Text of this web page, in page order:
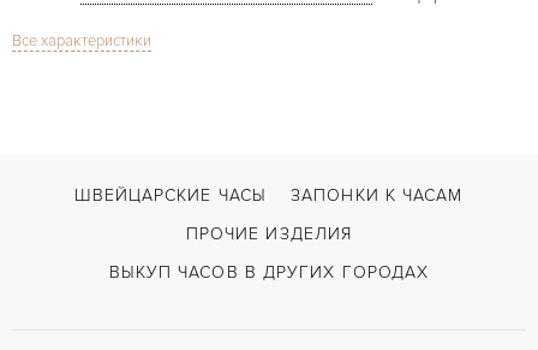
ФУНКЦИИ
Двойной сложности застежка
Все характеристики
ШВЕЙЦАРСКИЕ ЧАСЫ
ЗАПОНКИ К ЧАСАМ
ПРОЧИЕ ИЗДЕЛИЯ
ВЫКУП ЧАСОВ В ДРУГИХ ГОРОДАХ